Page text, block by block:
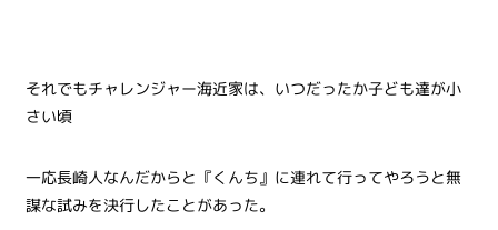
それでもチャレンジャー海近家は、いつだったか子ども達が小
さい頃
一応長崎人なんだからと『くんち』に連れて行ってやろうと無
謀な試みを決行したことがあった。